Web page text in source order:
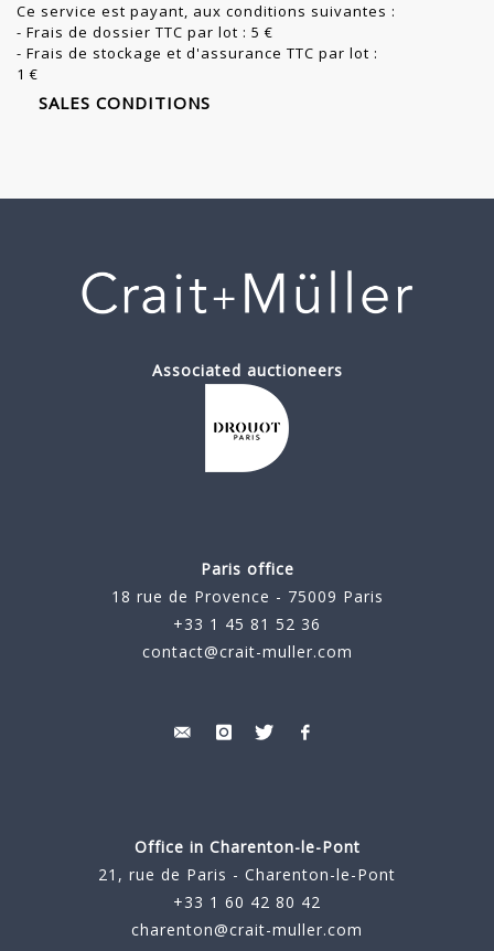
Ce service est payant, aux conditions suivantes :
- Frais de dossier TTC par lot : 5 €
- Frais de stockage et d'assurance TTC par lot :
1 €
SALES CONDITIONS
Associated auctioneers
Paris office
18 rue de Provence - 75009 Paris
+33 1 45 81 52 36
contact@crait-muller.com
Office in Charenton-le-Pont
21, rue de Paris - Charenton-le-Pont
+33 1 60 42 80 42
charenton@crait-muller.com